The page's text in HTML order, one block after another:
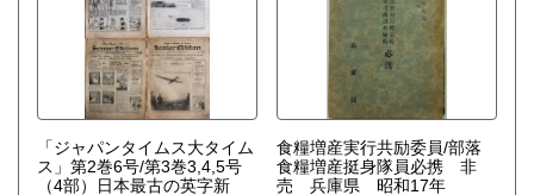
「ジャパンタイムス大タイム
ス」第2巻6号/第3巻3,4,5号
（4部）日本最古の英字新
食糧増産実行共励委員/部落
食糧増産挺身隊員必携 非
売 兵庫県 昭和17年